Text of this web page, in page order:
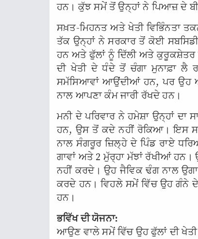
ਹਨ। ਕੁੱਝ ਸਮੇਂ ਤੋਂ ਉਨ੍ਹਾਂ ਨੇ ਪਿਆਜ਼ ਦੇ
ਸਖ਼ਤ-ਮਿਹਨਤ ਅਤੇ ਖੇਤੀ ਵਿਭਿੰਨਤਾ
ਤੱਕ ਉਨ੍ਹਾਂ ਨੇ ਸਰਕਾਰ ਤੋਂ ਕੋਈ
ਹਨ ਅਤੇ ਫੁੱਲਾਂ ਨੂੰ ਦਿੱਲੀ ਅਤੇ ਕੁਰੂਕਸ਼ੇਤਰ
ਦੀ ਖੇਤੀ ਦੇ ਧੰਦੇ ਤੋਂ ਚੰਗਾ ਮੁਨਾਫ਼ਾ ਲੈ
ਸਮੱਸਿਆਵਾਂ ਆਉਂਦੀਆਂ ਹਨ, ਪਰ ਉਹ
ਨਾਲ ਆਪਣਾ ਕੰਮ ਜਾਰੀ ਰੱਖਦੇ ਹਨ।
ਮਨੀ ਦੇ ਪਰਿਵਾਰ ਨੇ ਹਮੇਸ਼ਾ ਉਨ੍ਹਾਂ ਦਾ
ਹਨ, ਉਸ ਤੋਂ ਕਦੇ ਨਹੀਂ ਰੋਕਿਆ। ਇਸ
ਨਾਲ ਸੰਗਰੂਰ ਜ਼ਿਲ੍ਹੇ ਦੇ ਪਿੰਡ ਰਾਏ
ਗਾਵਾਂ ਅਤੇ 2 ਮੁੱਰ੍ਹਾ ਮੱਝਾਂ ਰੱਖੀਆਂ
ਨਹੀਂ ਕਰਦੇ। ਉਹ ਜੈਵਿਕ ਢੰਗ ਨਾਲ
ਕਰਦੇ ਹਨ। ਵਿਹਲੇ ਸਮੇਂ ਵਿੱਚ ਉਹ ਗੰਨੇ
ਹਨ।
ਭਵਿੱਖ ਦੀ ਯੋਜਨਾ:
ਆਉਣ ਵਾਲੇ ਸਮੇਂ ਵਿੱਚ ਉਹ ਫੁੱਲਾਂ ਦੀ